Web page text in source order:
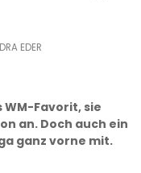
EDER
Favorit, sie
an. Doch auch ein
ganz vorne mit.